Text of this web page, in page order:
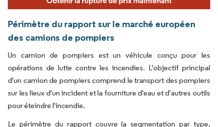
Périmètre du rapport sur le marché européen
des camions de pompiers
Un camion de pompiers est un véhicule conçu pour les
opérations de lutte contre les incendies. L'objectif principal
d'un camion de pompiers comprend le transport des pompiers
sur les lieux d'un incident et la fourniture d'eau et d'autres outils
pour éteindre l'incendie.
Le périmètre du rapport couvre la segmentation par type,